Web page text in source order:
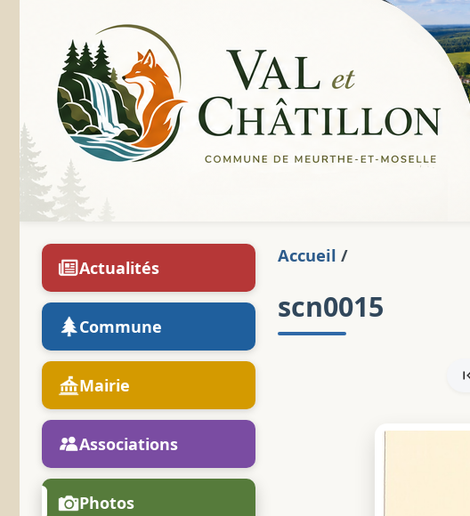
Actualités
Commune
Mairie
Associations
Photos
Accueil /
scn0015